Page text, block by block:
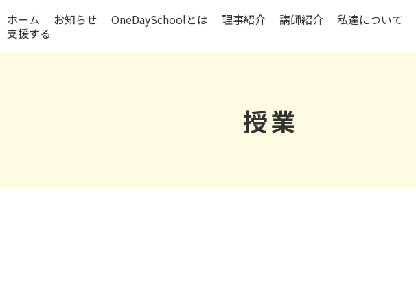
ホーム お知らせ OneDaySchoolとは 理事紹介 講師紹介 私達について
支援する
授業